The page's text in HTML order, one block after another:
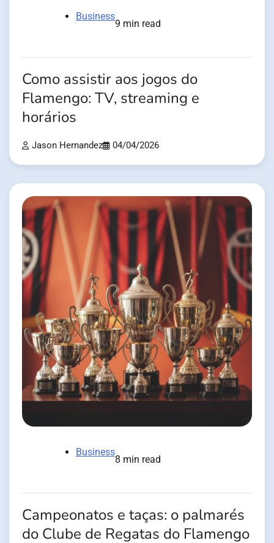
Business
9 min read
Como assistir aos jogos do
Flamengo: TV, streaming e
horários
Jason Hernandez 04/04/2026
Business
8 min read
Campeonatos e taças: o palmarés
do Clube de Regatas do Flamengo